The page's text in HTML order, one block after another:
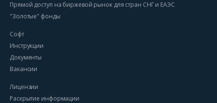
Прямой доступ на биржевой рынок для стран СНГ и ЕАЭС
"Золотые" фонды
Софт
Инструкции
Документы
Вакансии
Лицензии
Раскрытие информации